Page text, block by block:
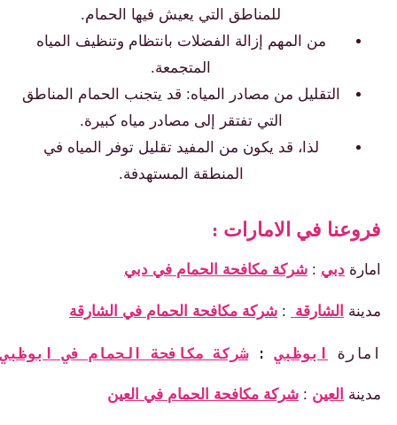
للمناطق التي يعيش فيها الحمام.
من المهم إزالة الفضلات بانتظام وتنظيف المياه
المتجمعة.
التقليل من مصادر المياه: قد يتجنب الحمام المناطق
التي تفتقر إلى مصادر مياه كبيرة.
لذا، قد يكون من المفيد تقليل توفر المياه في
المنطقة المستهدفة.
في الامارات :
دبي :شركة مكافحة الحمام في دبي
الشارقة : شركة مكافحة الحمام في الشارقة
ابوظبي : شركة مكافحة الحمام في ابوظبي
العين :شركة مكافحة الحمام في العين